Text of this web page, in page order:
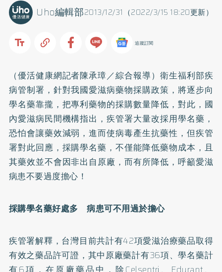
2013/12/31（2022/3/15 18:20更新）
Uho編輯部
追蹤訂閱
（優活健康網記者陳承璋／綜合報導）衛生福利部疾
病管制署，針對我國愛滋病藥物採購政策，將逐步向
學名藥靠攏，把專利藥物的採購數量降低，對此，國
內愛滋病民間機構指出，疾管署大量改採用學名藥，
恐怕會讓藥效減弱，進而使病毒產生抗藥性，但疾管
署對此回應，採購學名藥，不僅能降低藥物成本，且
其藥效並不會因非出自原廠，而有所降低，呼籲愛滋
病患不要過度擔心！
採購學名藥好處多 病患可不用過於擔心
疾管署解釋，台灣目前共計有42項愛滋治療藥品取得
有效之藥品許可證，其中原廠藥計有36項、學名藥計
有6項，在原廠藥品中，除Celsentri、Edurant、